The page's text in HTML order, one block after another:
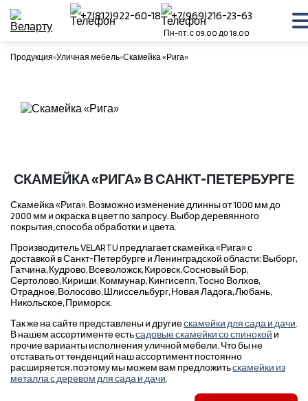
+7(812)922-60-18 +7(969)216-23-63
Пн-пт: с 09.00 до 18.00
Продукция Уличная мебель Скамейка «Рига»
СКАМЕЙКА «РИГА» В САНКТ-ПЕТЕРБУРГЕ
Скамейка «Рига». Возможно изменение длинны от 1000 мм до
2000 мм и окраска в цвет по запросу. Выбор деревянного
покрытия, способа обработки и цвета.
Производитель VELARTU предлагает скамейка «Рига» с
доставкой в Санкт-Петербурге и Ленинградской области: Выборг,
Гатчина, Кудрово, Всеволожск, Кировск, Сосновый Бор,
Сертолово, Кириши, Коммунар, Кингисепп, Тосно Волхов,
Отрадное, Волосово, Шлиссельбург, Новая Ладога, Любань,
Никольское, Приморск.
Так же на сайте представлены и другиескамейки для сада и дачи
В нашем ассортименте естьсадовые скамейки со спинокой и
прочие варианты исполнения уличной мебели. Что бы не
отставать от тенденций наш ассортимент постоянно
расширяется, поэтому мы можем вам предложитьскамейки из
металла с деревом для сада и дачи